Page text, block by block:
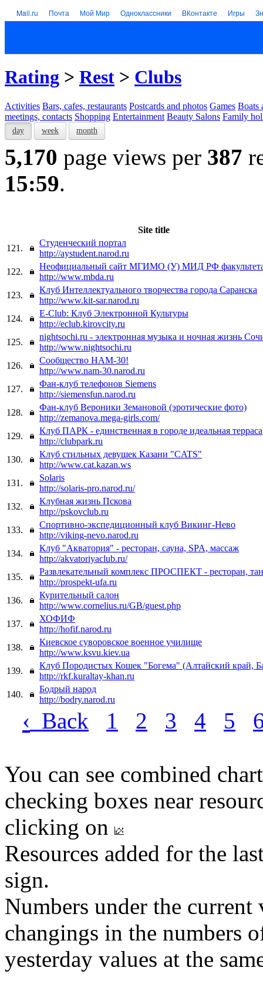
Mail.ru Почта Мой Мир Одноклассники ВКонтакте Игры
Rating > Rest > Clubs
Activities Bars, cafes, restaurants Postcards and photos Games Boats
meetings, contacts Shopping Entertainment Beauty Salons Family
day week month
5,170 page views per 387
15:59.
Site title
121.
Студенческий портал
http://aystudent.narod.ru
122.
Неофициальный сайт МГИМО (У) МИД РФ
http://www.mbda.ru
123.
Клуб Интеллектуального творчества города Саранска
http://www.kit-sar.narod.ru
124.
E-Club: Клуб Электронной Культуры
http://eclub.kirovcity.ru
125.
nightsochi.ru - электронная музыка и ночная жизнь
http://www.nightsochi.ru
126.
Сообщество НАМ-30!
http://www.nam-30.narod.ru
127.
Фан-клуб телефонов Siemens
http://siemensfun.narod.ru
128.
Фан-клуб Вероники Земановой (эротические фото)
http://zemanova.mega-girls.com/
129.
Клуб ПАРК - единственная в городе идеальная терраса
http://clubpark.ru
130.
Клуб стильных девушек Казани "CATS"
http://www.cat.kazan.ws
131.
Solaris
http://solaris-pro.narod.ru/
132.
Клубная жизнь Пскова
http://pskovclub.ru
133.
Спортивно-экспедиционный клуб Викинг-Нево
http://viking-nevo.narod.ru
134.
Клуб "Акватория" - ресторан, сауна, SPA, массаж
http://akvatoriyaclub.ru/
135.
Развлекательный комплекс ПРОСПЕКТ - ресторан,
http://prospekt-ufa.ru
136.
Курительный салон
http://www.cornelius.ru/GB/guest.php
137.
ХОФИФ
http://hofif.narod.ru
138.
Киевское суворовское военное училище
http://www.ksvu.kiev.ua
139.
Клуб Породистых Кошек "Богема" (Алтайский край,
http://rkf.kuraltay-khan.ru
140.
Бодрый народ
http://bodry.narod.ru
‹ Back 1 2 3 4 5
You can see combined
checking boxes near
clicking on
Resources added for the
sign.
Numbers under the
changings in the numbers
yesterday values at the